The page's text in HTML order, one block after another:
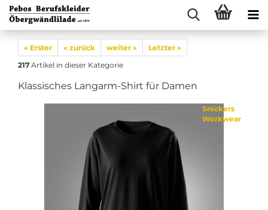
« Erster « zurück weiter »
Letzter »
217 Artikel in dieser Kategorie
Klassisches Langarm-Shirt für Damen
Snickers
Workwear